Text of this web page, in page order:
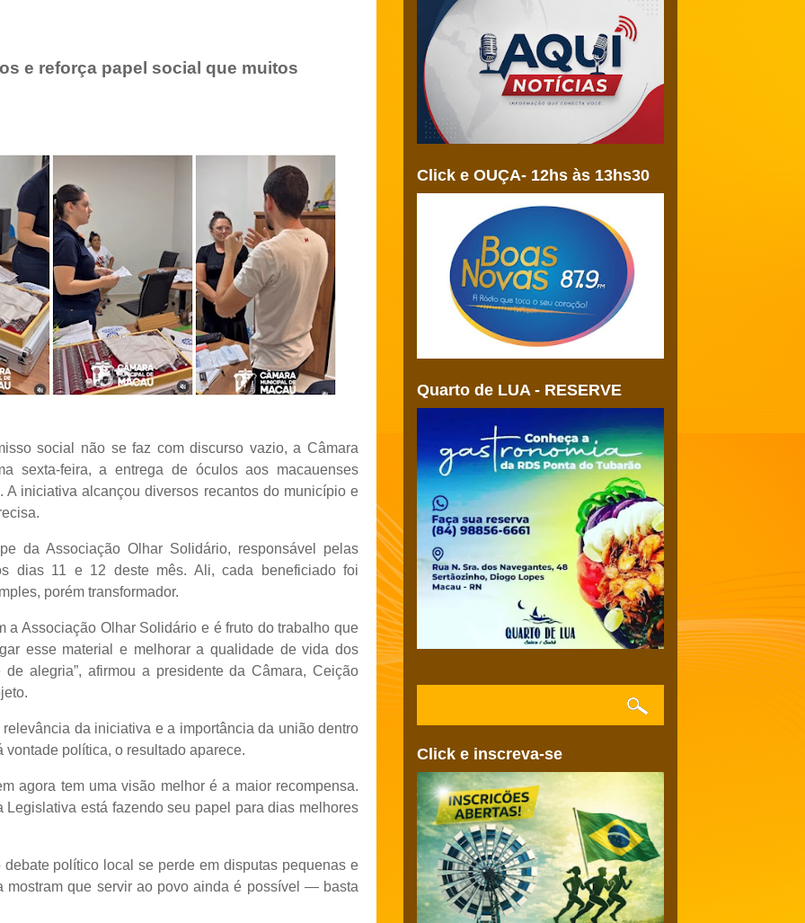
e reforça papel social que muitos
social não se faz com discurso vazio, a Câmara
sexta-feira, a entrega de óculos aos macauenses
iniciativa alcançou diversos recantos do município e
da Associação Olhar Solidário, responsável pelas
dias 11 e 12 deste mês. Ali, cada beneficiado foi
porém transformador.
a Associação Olhar Solidário e é fruto do trabalho que
esse material e melhorar a qualidade de vida dos
alegria”, afirmou a presidente da Câmara, Ceição
da iniciativa e a importância da união dentro
política, o resultado aparece.
agora tem uma visão melhor é a maior recompensa.
Legislativa está fazendo seu papel para dias melhores
político local se perde em disputas pequenas e
mostram que servir ao povo ainda é possível — basta
Click e OUÇA- 12hs às 13hs30
Quarto de LUA - RESERVE
Click e inscreva-se